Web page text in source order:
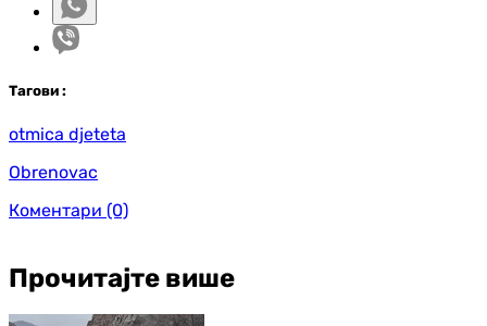
Тагови :
otmica djeteta
Obrenovac
Коментари (0)
Прочитајте више